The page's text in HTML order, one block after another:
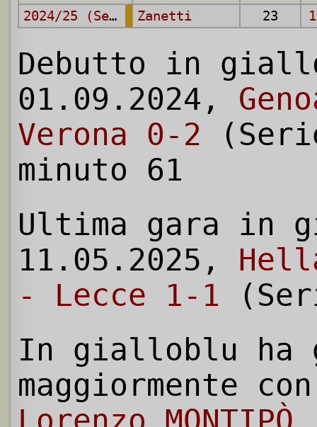
2024/25 (Serie A) Zanetti 23
Debutto in
01.09.2024,
Verona 0-2
minuto 61
Ultima gara in
11.05.2025,
- Lecce 1-1
In gialloblu ha
maggiormente